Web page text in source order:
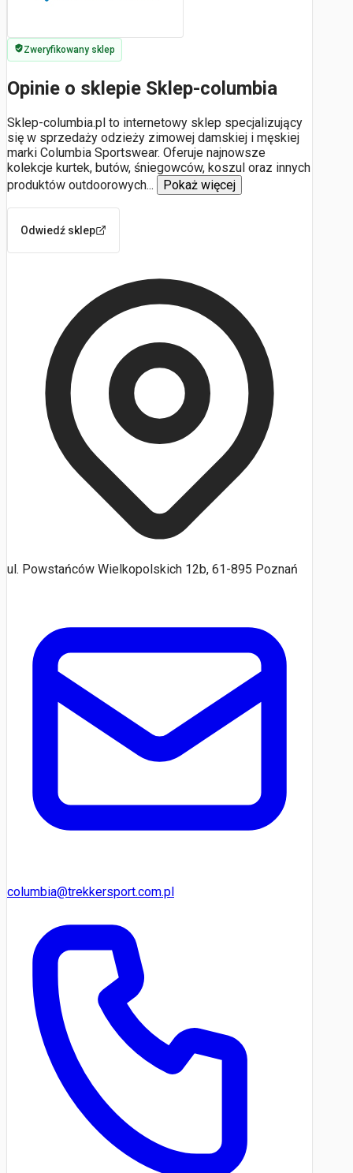
Zweryfikowany sklep
Opinie o sklepie Sklep-columbia
Sklep-columbia.pl to internetowy sklep specjalizujący
się w sprzedaży odzieży zimowej damskiej i męskiej
marki Columbia Sportswear. Oferuje najnowsze
kolekcje kurtek, butów, śniegowców, koszul oraz innych
produktów outdoorowych... Pokaż więcej
Odwiedź sklep
ul. Powstańców Wielkopolskich 12b, 61-895 Poznań
columbia@trekkersport.com.pl